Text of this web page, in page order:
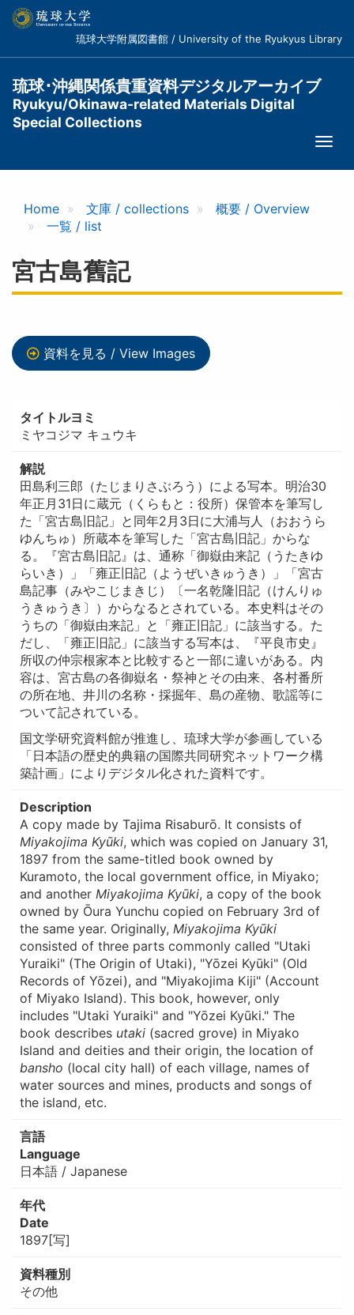
コ
琉球大学附属図書館 / University of the Ryukyus Library
琉球･沖縄関係貴重資料デジタルアーカイブ
Ryukyu/Okinawa-related Materials Digital
Special Collections
Home 文庫 / collections
概要 / Overview
一覧 / list
宮古島舊記
資料を見る / View Images
タイトルヨミ
ミヤコジマ キュウキ
解説
田島利三郎（たじまりさぶろう）による写本。明治30
年正月31日に蔵元（くらもと：役所）保管本を筆写し
た「宮古島旧記」と同年2月3日に大浦与人（おおうら
ゆんちゅ）所蔵本を筆写した「宮古島旧記」からな
る。『宮古島旧記』は、通称「御嶽由来記（うたきゆ
らいき）」「雍正旧記（ようぜいきゅうき）」「宮古
島記事（みやこじまきじ）〔一名乾隆旧記（けんりゅ
うきゅうき〕）からなるとされている。本史料はその
うちの「御嶽由来記」と「雍正旧記」に該当する。た
だし、「雍正旧記」に該当する写本は、『平良市史』
所収の仲宗根家本と比較すると一部に違いがある。内
容は、宮古島の各御嶽名・祭神とその由来、各村番所
の所在地、井川の名称・採掘年、島の産物、歌謡等に
ついて記されている。
国文学研究資料館が推進し、琉球大学が参画している
「日本語の歴史的典籍の国際共同研究ネットワーク構
築計画」によりデジタル化された資料です。
Description
A copy made by Tajima Risaburō. It consists of
Miyakojima Kyūki, which was copied on January 31,
1897 from the same-titled book owned by
Kuramoto, the local government office, in Miyako;
and another Miyakojima Kyūki, a copy of the book
owned by Ōura Yunchu copied on February 3rd of
the same year. Originally, Miyakojima Kyūki
consisted of three parts commonly called "Utaki
Yuraiki" (The Origin of Utaki), "Yōzei Kyūki" (Old
Records of Yōzei), and "Miyakojima Kiji" (Account
of Miyako Island). This book, however, only
includes "Utaki Yuraiki" and "Yōzei Kyūki." The
book describes utaki(sacred grove) in Miyako
Island and deities and their origin, the location of
bansho (local city hall) of each village, names of
water sources and mines, products and songs of
the island, etc.
言語
Language
日本語 / Japanese
年代
Date
1897[写]
資料種別
その他